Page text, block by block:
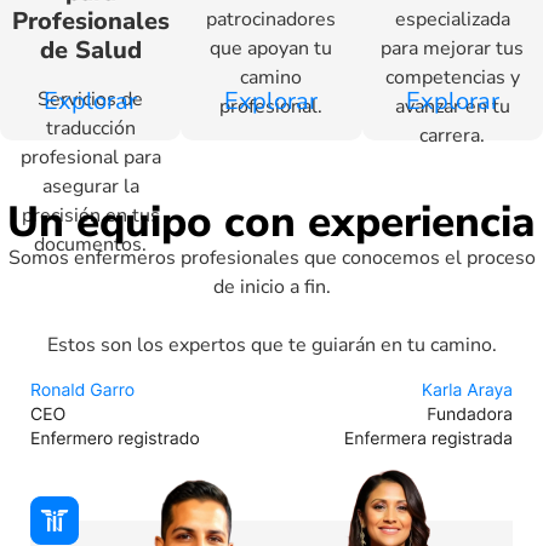
Profesionales
de Salud
Servicios de
traducción
profesional para
asegurar la
precisión en tus
documentos.
Explorar
patrocinadores
que apoyan tu
camino
profesional.
Explorar
especializada
para mejorar tus
competencias y
avanzar en tu
carrera.
Explorar
Un equipo con experiencia
Somos enfermeros profesionales que conocemos el proceso
de inicio a fin.
Estos son los expertos que te guiarán en tu camino.